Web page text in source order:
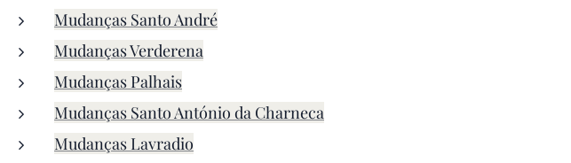
Mudanças Santo André
Mudanças Verderena
Mudanças Palhais
Mudanças Santo António da Charneca
Mudanças Lavradio